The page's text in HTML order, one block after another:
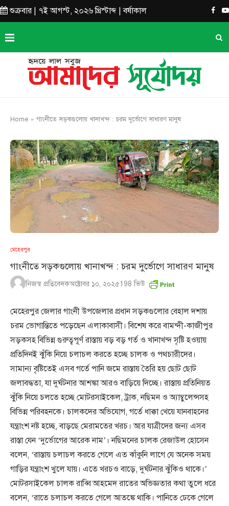
শুক্রবার | ৭ই আগস্ট, ২০২৬ খ্রিস্টাব্দ | বর্ষাকাল
Home » গাংনীতে সড়কগুলোয় খানাখন্দ : চরম দুর্ভোগে সাধারণ মানুষ
মেহেরপুর
গাংনীতে সড়কগুলোয় খানাখন্দ : চরম দুর্ভোগে সাধারণ মানুষ
নিজস্ব প্রতিবেদকঅক্টোবর ১০, ২০২৫198 ভিউ
মেহেরপুর জেলার গাংনী উপজেলার প্রধান সড়কগুলোর বেহাল দশায়
চরম ভোগান্তিতে পড়েছেন এলাকাবাসী। বিশেষ করে বামন্দী-কাজীপুর
সড়কসহ বিভিন্ন গুরুত্বপূর্ণ রাস্তায় বড় বড় গর্ত ও খানাখন্দ সৃষ্টি হওয়ায়
প্রতিদিনই ঝুঁকি নিয়ে চলাচল করতে হচ্ছে চালক ও পথচারীদের।
সামান্য বৃষ্টিতেই এসব গর্তে পানি জমে রাস্তায় তৈরি হয় ছোট ছোট
জলাবদ্ধতা, যা দুর্ঘটনার আশঙ্কা আরও বাড়িয়ে দিচ্ছে। রাস্তায় প্রতিনিয়ত
ঝুঁকি নিয়ে চলতে হচ্ছে মোটরসাইকেল, ট্রাক, নছিমন ও অ্যাম্বুলেন্সসহ
বিভিন্ন পরিবহনকে। চালকদের অভিযোগ, গর্তে ধাক্কা খেয়ে যানবাহনের
যন্ত্রাংশ নষ্ট হচ্ছে, বাড়ছে মেরামতের খরচ। আর যাত্রীদের জন্য এসব
রাস্তা যেন ‘দুর্ভোগের আরেক নাম’। নছিমনের চালক রেজাউল হোসেন
বলেন, ‘রাস্তায় চলাচল করতে গেলে এত ঝাঁকুনি লাগে যে অনেক সময়
গাড়ির যন্ত্রাংশ খুলে যায়। এতে খরচও বাড়ে, দুর্ঘটনার ঝুঁকিও থাকে।’
মোটরসাইকেল চালক রাব্বি আহমেদ রাতের অভিজ্ঞতার কথা তুলে ধরে
বলেন, ‘রাতে চলাচল করতে গেলে আতঙ্কে থাকি। পানিতে ঢেকে গেলে